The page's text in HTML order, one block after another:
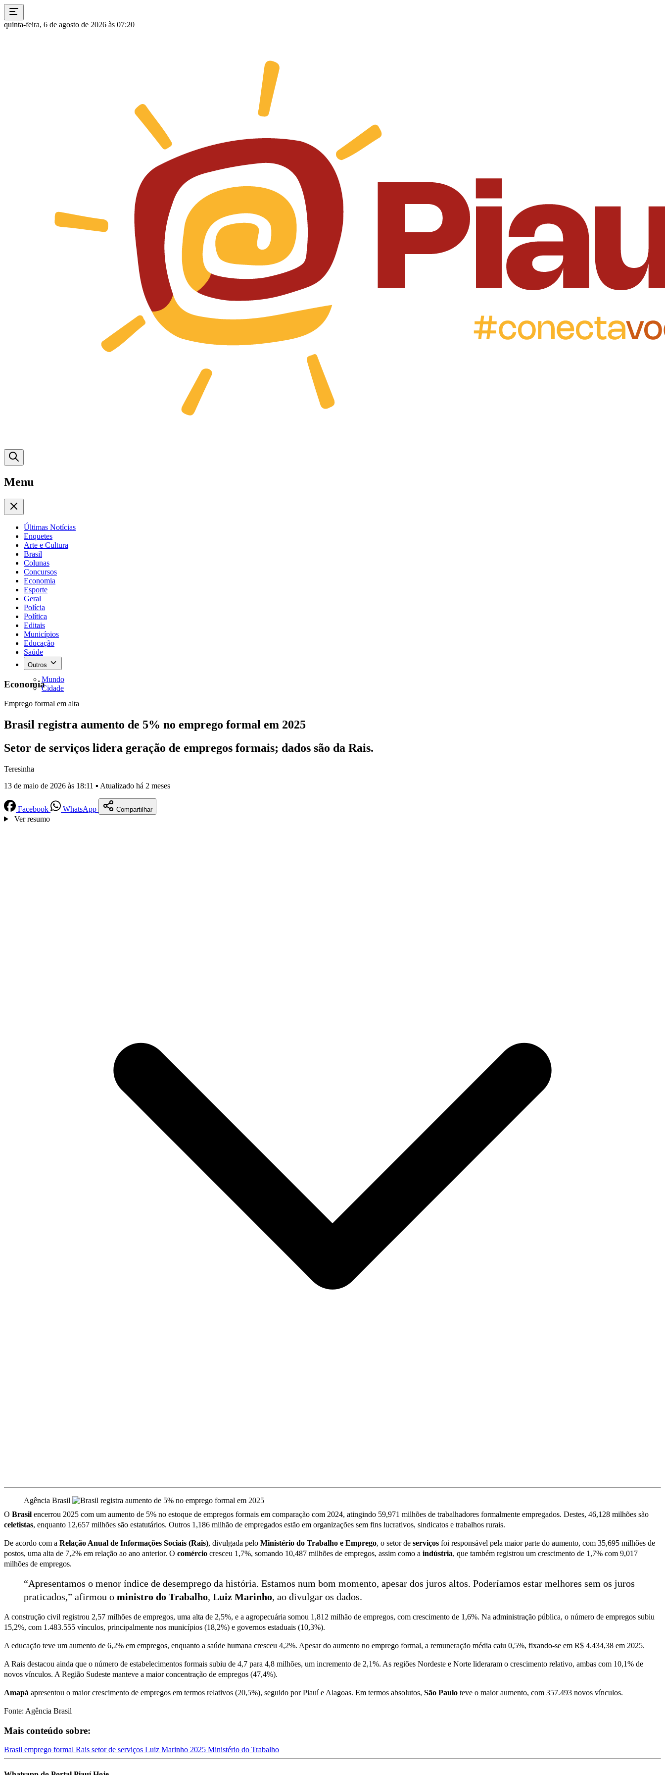
quinta-feira, 6 de agosto de 2026 às 07:20
Menu
Últimas Notícias
Enquetes
Arte e Cultura
Brasil
Colunas
Concursos
Economia
Esporte
Geral
Polícia
Política
Editais
Municípios
Educação
Saúde
Outros
Mundo
Cidade
Economia
Emprego formal em alta
Brasil registra aumento de 5% no emprego formal em 2025
Setor de serviços lidera geração de empregos formais; dados são da Rais.
Teresinha
13 de maio de 2026 às 18:11 ▪ Atualizado há 2 meses
Facebook WhatsApp Compartilhar
Ver resumo
Agência Brasil
O Brasil encerrou 2025 com um aumento de 5% no estoque de empregos formais em comparação com 2024, atingindo 59,971 milhões de trabalhadores formalmente empregados. Destes, 46,128 milhões são
celetistas, enquanto 12,657 milhões são estatutários. Outros 1,186 milhão de empregados estão em organizações sem fins lucrativos, sindicatos e trabalhos rurais.
De acordo com a Relação Anual de Informações Sociais (Rais), divulgada pelo Ministério do Trabalho e Emprego, o setor de serviços foi responsável pela maior parte do aumento, com 35,695 milhões de
postos, uma alta de 7,2% em relação ao ano anterior. O comércio cresceu 1,7%, somando 10,487 milhões de empregos, assim como a indústria, que também registrou um crescimento de 1,7% com 9,017
milhões de empregos.
“Apresentamos o menor índice de desemprego da história. Estamos num bom momento, apesar dos juros altos. Poderíamos estar melhores sem os juros
praticados,” afirmou o ministro do Trabalho, Luiz Marinho, ao divulgar os dados.
A construção civil registrou 2,57 milhões de empregos, uma alta de 2,5%, e a agropecuária somou 1,812 milhão de empregos, com crescimento de 1,6%. Na administração pública, o número de empregos subiu
15,2%, com 1.483.555 vínculos, principalmente nos municípios (18,2%) e governos estaduais (10,3%).
A educação teve um aumento de 6,2% em empregos, enquanto a saúde humana cresceu 4,2%. Apesar do aumento no emprego formal, a remuneração média caiu 0,5%, fixando-se em R$ 4.434,38 em 2025.
A Rais destacou ainda que o número de estabelecimentos formais subiu de 4,7 para 4,8 milhões, um incremento de 2,1%. As regiões Nordeste e Norte lideraram o crescimento relativo, ambas com 10,1% de
novos vínculos. A Região Sudeste manteve a maior concentração de empregos (47,4%).
Amapá apresentou o maior crescimento de empregos em termos relativos (20,5%), seguido por Piauí e Alagoas. Em termos absolutos, São Paulo teve o maior aumento, com 357.493 novos vínculos.
Fonte: Agência Brasil
Mais conteúdo sobre:
Brasil emprego formal Rais setor de serviços Luiz Marinho 2025 Ministério do Trabalho